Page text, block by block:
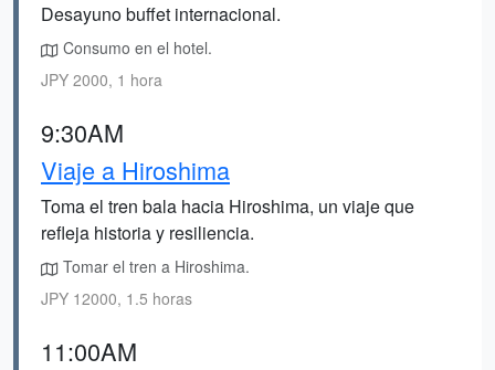
Desayuno buffet internacional.
Consumo en el hotel.
JPY 2000, 1 hora
9:30AM
Viaje a Hiroshima
Toma el tren bala hacia Hiroshima, un viaje que
refleja historia y resiliencia.
Tomar el tren a Hiroshima.
JPY 12000, 1.5 horas
11:00AM